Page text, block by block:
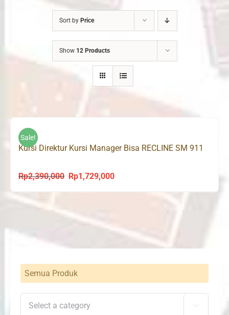
Sort by Price
Show 12 Products
Sale!
Kursi Direktur Kursi Manager Bisa RECLINE SM 911
Rp2,390,000
Original
Rp2,390,000.
Rp1,729,000Current
Semua Produk
